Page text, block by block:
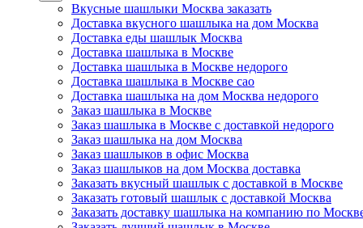
Вкусные шашлыки Москва заказать
Доставка вкусного шашлыка на дом Москва
Доставка еды шашлык Москва
Доставка шашлыка в Москве
Доставка шашлыка в Москве недорого
Доставка шашлыка в Москве сао
Доставка шашлыка на дом Москва недорого
Заказ шашлыка в Москве
Заказ шашлыка в Москве с доставкой недорого
Заказ шашлыка на дом Москва
Заказ шашлыков в офис Москва
Заказ шашлыков на дом Москва доставка
Заказать вкусный шашлык с доставкой в Москве
Заказать готовый шашлык с доставкой Москва
Заказать доставку шашлыка на компанию по